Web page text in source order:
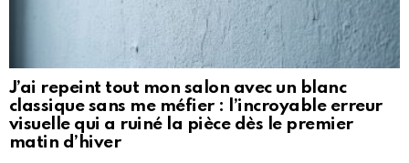
J’ai repeint tout mon salon avec un blanc
classique sans me méfier : l’incroyable erreur
visuelle qui a ruiné la pièce dès le premier
matin d’hiver